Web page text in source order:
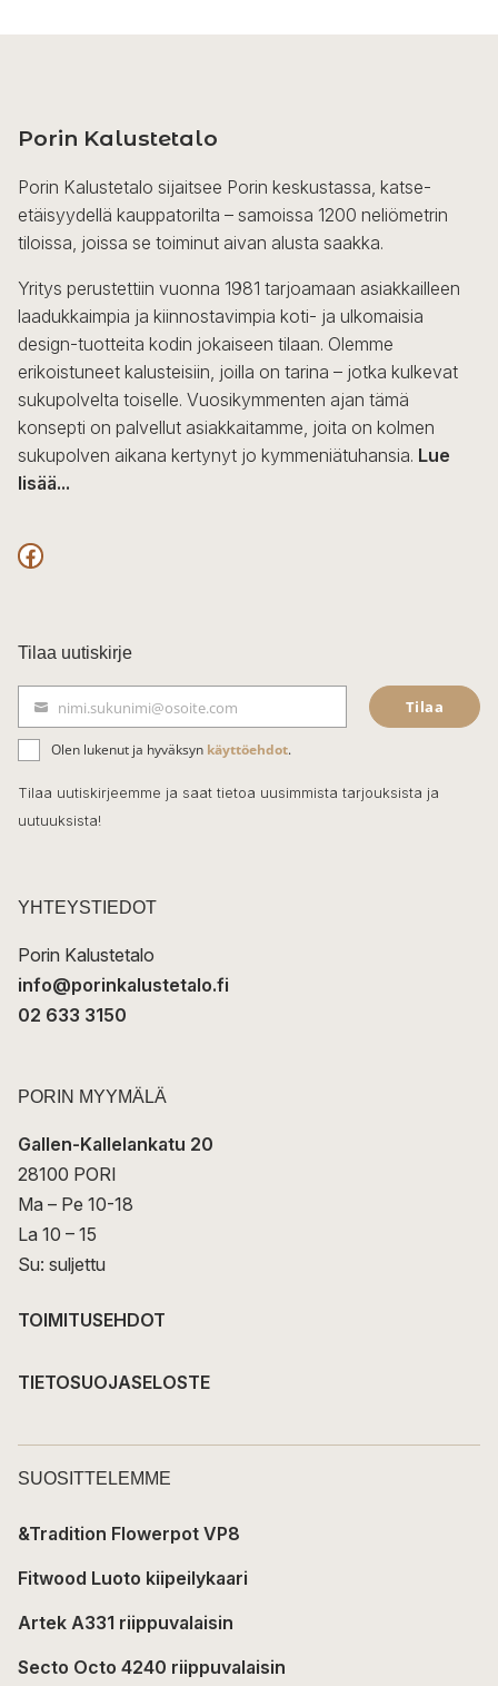
Porin Kalustetalo
Porin Kalustetalo sijaitsee Porin keskustassa, katse-
etäisyydellä kauppatorilta – samoissa 1200 neliömetrin
tiloissa, joissa se toiminut aivan alusta saakka.
Yritys perustettiin vuonna 1981 tarjoamaan asiakkailleen
laadukkaimpia ja kiinnostavimpia koti- ja ulkomaisia
design-tuotteita kodin jokaiseen tilaan. Olemme
erikoistuneet kalusteisiin, joilla on tarina – jotka kulkevat
sukupolvelta toiselle. Vuosikymmenten ajan tämä
konsepti on palvellut asiakkaitamme, joita on kolmen
sukupolven aikana kertynyt jo kymmeniätuhansia. Lue
lisää...
F
c
e
b
o
o
k
Tilaa uutiskirje
ä
h
k
t
nimi.sukunimi@osoite.com Tilaa
Olen lukenut ja hyväksyn käyttöehdot.
Tilaa uutiskirjeemme ja saat tietoa uusimmista tarjouksista ja
uutuuksista!
YHTEYSTIEDOT
Porin Kalustetalo
info@porinkalustetalo.fi
02 633 3150
PORIN MYYMÄLÄ
Gallen-Kallelankatu 20
28100 PORI
Ma – Pe 10-18
La 10 – 15
Su: suljettu
TOIMITUSEHDOT
TIETOSUOJASELOSTE
SUOSITTELEMME
&Tradition Flowerpot VP8
Fitwood Luoto kiipeilykaari
Artek A331 riippuvalaisin
Secto Octo 4240 riippuvalaisin